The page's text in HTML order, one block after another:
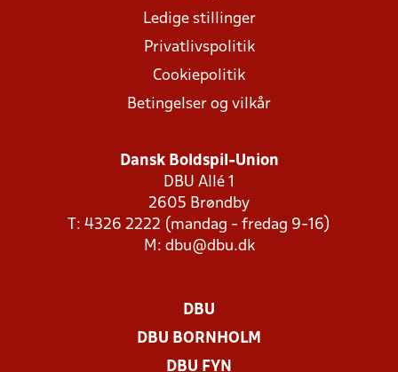
Ledige stillinger
Privatlivspolitik
Cookiepolitik
Betingelser og vilkår
Dansk Boldspil-Union
DBU Allé 1
2605 Brøndby
T: 4326 2222 (mandag - fredag 9-16)
M: dbu@dbu.dk
DBU
DBU BORNHOLM
DBU FYN